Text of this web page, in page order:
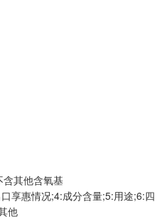
其他含氧基
享惠情况;4:成分含量;5:用途;6:四
他